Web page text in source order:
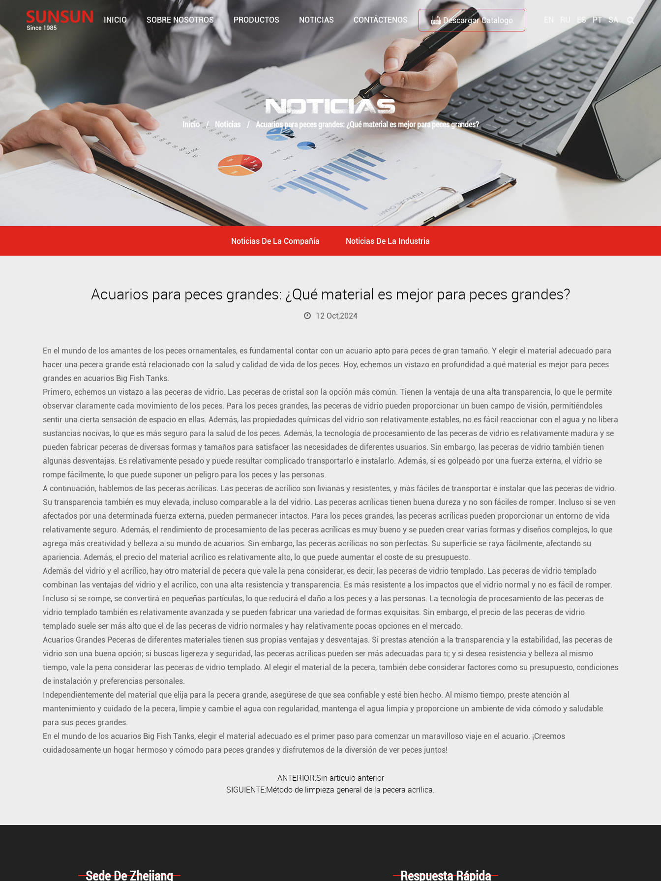
INICIO SOBRE NOSOTROS PRODUCTOS NOTICIAS CONTÁCTENOS Descargar Catalogo ES PT SA
NOTICIAS
Inicio / Noticias / Acuarios para peces grandes: ¿Qué material es mejor para peces grandes?
Noticias De La Compañía Noticias De La Industria
Acuarios para peces grandes: ¿Qué material es mejor para peces grandes?
12 Oct,2024
En el mundo de los amantes de los peces ornamentales, es fundamental contar con un acuario apto para peces de gran tamaño. Y elegir el material adecuado para
hacer una pecera grande está relacionado con la salud y calidad de vida de los peces. Hoy, echemos un vistazo en profundidad a qué material es mejor para peces
grandes en acuarios Big Fish Tanks.
Primero, echemos un vistazo a las peceras de vidrio. Las peceras de cristal son la opción más común. Tienen la ventaja de una alta transparencia, lo que le permite
observar claramente cada movimiento de los peces. Para los peces grandes, las peceras de vidrio pueden proporcionar un buen campo de visión, permitiéndoles
sentir una cierta sensación de espacio en ellas. Además, las propiedades químicas del vidrio son relativamente estables, no es fácil reaccionar con el agua y no libera
sustancias nocivas, lo que es más seguro para la salud de los peces. Además, la tecnología de procesamiento de las peceras de vidrio es relativamente madura y se
pueden fabricar peceras de diversas formas y tamaños para satisfacer las necesidades de diferentes usuarios. Sin embargo, las peceras de vidrio también tienen
algunas desventajas. Es relativamente pesado y puede resultar complicado transportarlo e instalarlo. Además, si es golpeado por una fuerza externa, el vidrio se
rompe fácilmente, lo que puede suponer un peligro para los peces y las personas.
A continuación, hablemos de las peceras acrílicas. Las peceras de acrílico son livianas y resistentes, y más fáciles de transportar e instalar que las peceras de vidrio.
Su transparencia también es muy elevada, incluso comparable a la del vidrio. Las peceras acrílicas tienen buena dureza y no son fáciles de romper. Incluso si se ven
afectados por una determinada fuerza externa, pueden permanecer intactos. Para los peces grandes, las peceras acrílicas pueden proporcionar un entorno de vida
relativamente seguro. Además, el rendimiento de procesamiento de las peceras acrílicas es muy bueno y se pueden crear varias formas y diseños complejos, lo que
agrega más creatividad y belleza a su mundo de acuarios. Sin embargo, las peceras acrílicas no son perfectas. Su superficie se raya fácilmente, afectando su
apariencia. Además, el precio del material acrílico es relativamente alto, lo que puede aumentar el coste de su presupuesto.
Además del vidrio y el acrílico, hay otro material de pecera que vale la pena considerar, es decir, las peceras de vidrio templado. Las peceras de vidrio templado
combinan las ventajas del vidrio y el acrílico, con una alta resistencia y transparencia. Es más resistente a los impactos que el vidrio normal y no es fácil de romper.
Incluso si se rompe, se convertirá en pequeñas partículas, lo que reducirá el daño a los peces y a las personas. La tecnología de procesamiento de las peceras de
vidrio templado también es relativamente avanzada y se pueden fabricar una variedad de formas exquisitas. Sin embargo, el precio de las peceras de vidrio
templado suele ser más alto que el de las peceras de vidrio normales y hay relativamente pocas opciones en el mercado.
Acuarios Grandes Peceras de diferentes materiales tienen sus propias ventajas y desventajas. Si prestas atención a la transparencia y la estabilidad, las peceras de
vidrio son una buena opción; si buscas ligereza y seguridad, las peceras acrílicas pueden ser más adecuadas para ti; y si desea resistencia y belleza al mismo
tiempo, vale la pena considerar las peceras de vidrio templado. Al elegir el material de la pecera, también debe considerar factores como su presupuesto, condiciones
de instalación y preferencias personales.
Independientemente del material que elija para la pecera grande, asegúrese de que sea confiable y esté bien hecho. Al mismo tiempo, preste atención al
mantenimiento y cuidado de la pecera, limpie y cambie el agua con regularidad, mantenga el agua limpia y proporcione un ambiente de vida cómodo y saludable
para sus peces grandes.
En el mundo de los acuarios Big Fish Tanks, elegir el material adecuado es el primer paso para comenzar un maravilloso viaje en el acuario. ¡Creemos
cuidadosamente un hogar hermoso y cómodo para peces grandes y disfrutemos de la diversión de ver peces juntos!
ANTERIOR:Sin artículo anterior
SIGUIENTE:Método de limpieza general de la pecera acrílica.
Sede De Zhejiang Respuesta Rápida